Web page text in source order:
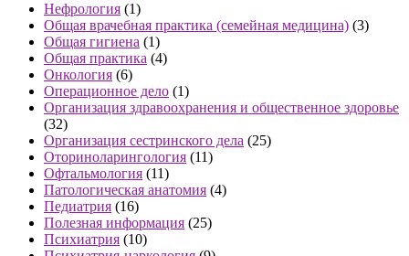
Нефрология (1)
Общая врачебная практика (семейная медицина) (3)
Общая гигиена (1)
Общая практика (4)
Онкология (6)
Операционное дело (1)
Организация здравоохранения и общественное здоровье
(32)
Организация сестринского дела (25)
Оториноларингология (11)
Офтальмология (11)
Патологическая анатомия (4)
Педиатрия (16)
Полезная информация (25)
Психиатрия (10)